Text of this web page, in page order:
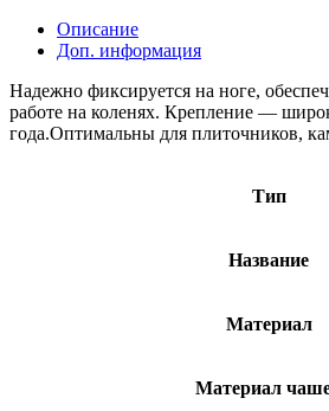
Описание
Доп. информация
Надежно фиксируется на ноге,
работе на коленях. Крепление —
года.Оптимальны для плиточников,
Тип
Название
Материал
Материал